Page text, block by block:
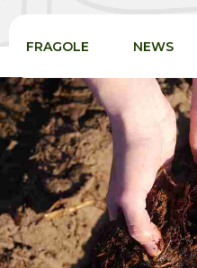
FRAGOLE NEWS